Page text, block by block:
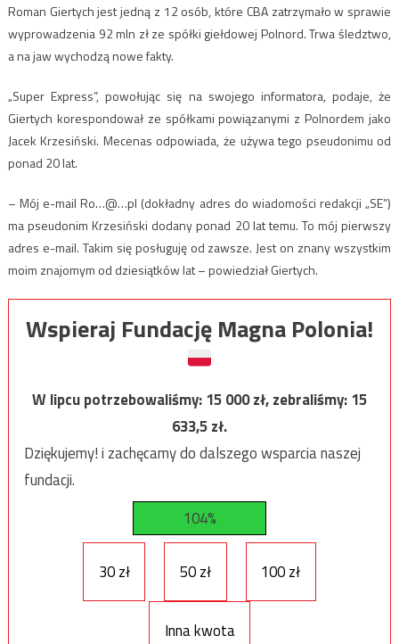
Roman Giertych jest jedną z 12 osób, które CBA zatrzymało w sprawie
wyprowadzenia 92 mln zł ze spółki giełdowej Polnord. Trwa śledztwo,
a na jaw wychodzą nowe fakty.
„Super Express”, powołując się na swojego informatora, podaje, że
Giertych korespondował ze spółkami powiązanymi z Polnordem jako
Jacek Krzesiński. Mecenas odpowiada, że używa tego pseudonimu od
ponad 20 lat.
– Mój e-mail Ro…@…pl (dokładny adres do wiadomości redakcji „SE”)
ma pseudonim Krzesiński dodany ponad 20 lat temu. To mój pierwszy
adres e-mail. Takim się posługuję od zawsze. Jest on znany wszystkim
moim znajomym od dziesiątków lat – powiedział Giertych.
Wspieraj Fundację Magna Polonia!
W lipcu potrzebowaliśmy:15 000zł, zebraliśmy:15
633,5zł.
Dziękujemy! i zachęcamy do dalszego wsparcia naszej
fundacji.
104%
30 zł 50 zł 100 zł
Inna kwota